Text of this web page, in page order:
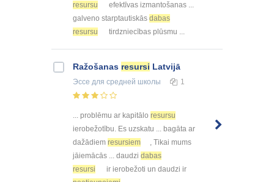
resursu
efektīvas izmantošanas ...
galveno starptautiskās dabas
resursu
tirdzniecības plūsmu ...
Ražošanas resursi Latvijā
Эссе для средней школы 1
... problēmu ar kapitālo resursu
ierobežotību. Es uzskatu ... bagāta ar
dažādiem resursiem
, Tikai mums
jāiemācās ... daudzi dabas
resursi
ir ierobežoti un daudzi ir